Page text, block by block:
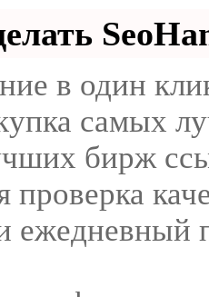
в один
самых
бирж
проверка
ежедневный